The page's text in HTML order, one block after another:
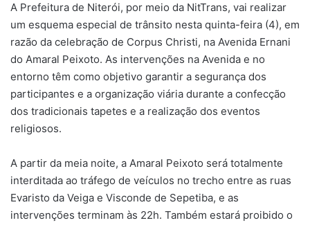
A Prefeitura de Niterói, por meio da NitTrans, vai realizar
um esquema especial de trânsito nesta quinta-feira (4), em
razão da celebração de Corpus Christi, na Avenida Ernani
do Amaral Peixoto. As intervenções na Avenida e no
entorno têm como objetivo garantir a segurança dos
participantes e a organização viária durante a confecção
dos tradicionais tapetes e a realização dos eventos
religiosos.
A partir da meia noite, a Amaral Peixoto será totalmente
interditada ao tráfego de veículos no trecho entre as ruas
Evaristo da Veiga e Visconde de Sepetiba, e as
intervenções terminam às 22h. Também estará proibido o